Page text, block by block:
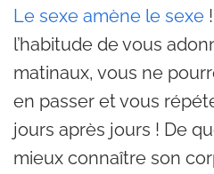
Le sexe amène le sexe
l’habitude de vous
matinaux, vous ne
en passer et vous
jours après jours ! De
mieux connaître son